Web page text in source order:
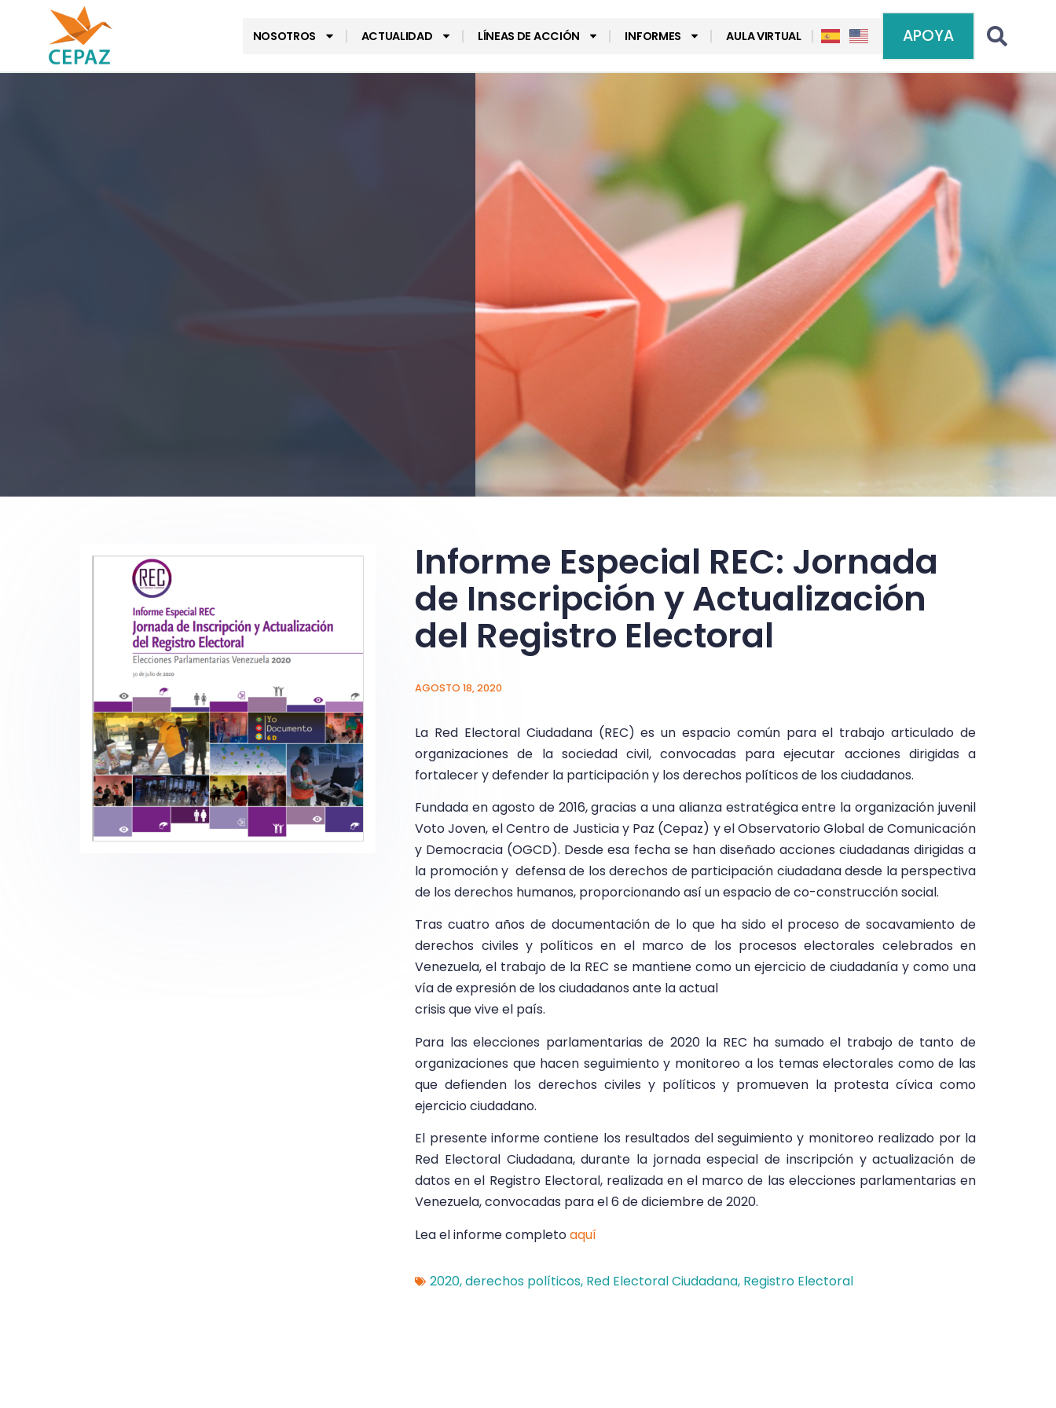
NOSOTROS ACTUALIDAD LÍNEAS DE ACCIÓN INFORMES AULA VIRTUAL APOYA
Informe Especial REC: Jornada
de Inscripción y Actualización
del Registro Electoral
AGOSTO 18, 2020
La Red Electoral Ciudadana (REC) es un espacio común para el trabajo articulado de
organizaciones de la sociedad civil, convocadas para ejecutar acciones dirigidas a
fortalecer y defender la participación y los derechos políticos de los ciudadanos.
Fundada en agosto de 2016, gracias a una alianza estratégica entre la organización juvenil
Voto Joven, el Centro de Justicia y Paz (Cepaz) y el Observatorio Global de Comunicación
y Democracia (OGCD). Desde esa fecha se han diseñado acciones ciudadanas dirigidas a
la promoción y defensa de los derechos de participación ciudadana desde la perspectiva
de los derechos humanos, proporcionando así un espacio de co-construcción social.
Tras cuatro años de documentación de lo que ha sido el proceso de socavamiento de
derechos civiles y políticos en el marco de los procesos electorales celebrados en
Venezuela, el trabajo de la REC se mantiene como un ejercicio de ciudadanía y como una
vía de expresión de los ciudadanos ante la actual
crisis que vive el país.
Para las elecciones parlamentarias de 2020 la REC ha sumado el trabajo de tanto de
organizaciones que hacen seguimiento y monitoreo a los temas electorales como de las
que defienden los derechos civiles y políticos y promueven la protesta cívica como
ejercicio ciudadano.
El presente informe contiene los resultados del seguimiento y monitoreo realizado por la
Red Electoral Ciudadana, durante la jornada especial de inscripción y actualización de
datos en el Registro Electoral, realizada en el marco de las elecciones parlamentarias en
Venezuela, convocadas para el 6 de diciembre de 2020.
Lea el informe completoaquí
2020,derechos políticos, Red Electoral Ciudadana, Registro Electoral